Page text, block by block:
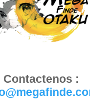
Contactenos :